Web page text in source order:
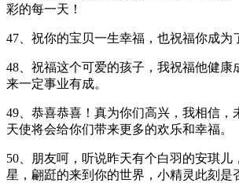
彩的每一天！
47、祝你的宝贝一生幸福，也祝福你成为
48、祝福这个可爱的孩子，我祝福他健康
来一定事业有成。
49、恭喜恭喜！真为你们高兴，我相信，
天使将会给你们带来更多的欢乐和幸福。
50、朋友呵，听说昨天有个白羽的安琪儿
星，翩跹的来到你的世界，小精灵此刻是